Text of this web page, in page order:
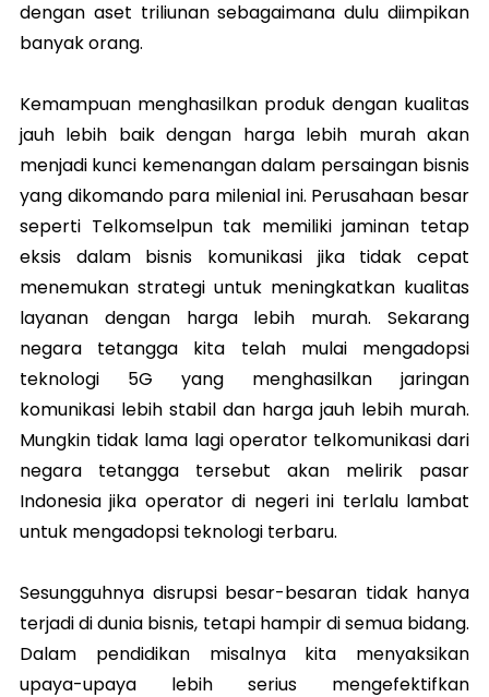
dengan aset triliunan sebagaimana dulu diimpikan
banyak orang.
Kemampuan menghasilkan produk dengan kualitas
jauh lebih baik dengan harga lebih murah akan
menjadi kunci kemenangan dalam persaingan bisnis
yang dikomando para milenial ini. Perusahaan besar
seperti Telkomselpun tak memiliki jaminan tetap
eksis dalam bisnis komunikasi jika tidak cepat
menemukan strategi untuk meningkatkan kualitas
layanan dengan harga lebih murah. Sekarang
negara tetangga kita telah mulai mengadopsi
teknologi 5G yang menghasilkan jaringan
komunikasi lebih stabil dan harga jauh lebih murah.
Mungkin tidak lama lagi operator telkomunikasi dari
negara tetangga tersebut akan melirik pasar
Indonesia jika operator di negeri ini terlalu lambat
untuk mengadopsi teknologi terbaru.
Sesungguhnya disrupsi besar-besaran tidak hanya
terjadi di dunia bisnis, tetapi hampir di semua bidang.
Dalam pendidikan misalnya kita menyaksikan
upaya-upaya lebih serius mengefektifkan